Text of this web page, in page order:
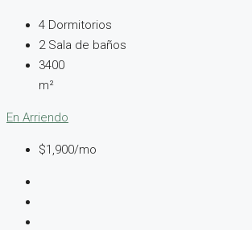
4 Dormitorios
2 Sala de baños
3400
m²
En Arriendo
$1,900/mo